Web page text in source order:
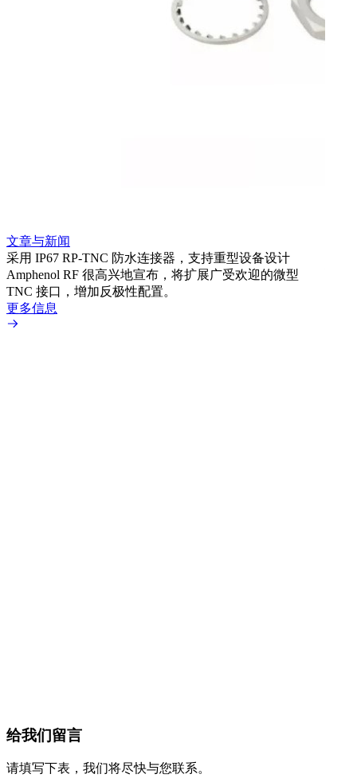
文章与新闻
采用 IP67 RP-TNC 防水连接器，支持重型设备设计
Amphenol RF 很高兴地宣布，将扩展广受欢迎的微型
TNC 接口，增加反极性配置。
更多信息
给我们留言
请填写下表，我们将尽快与您联系。